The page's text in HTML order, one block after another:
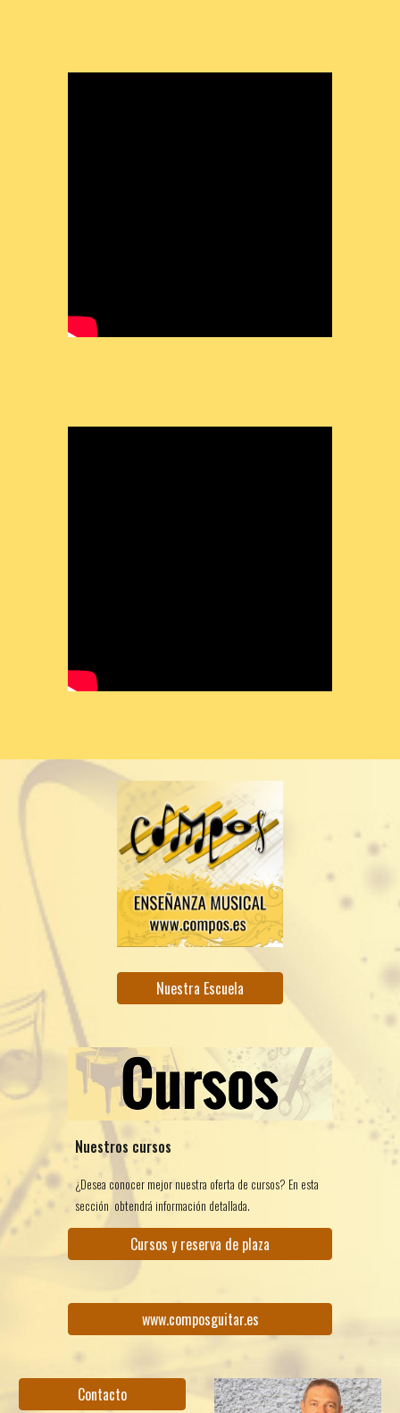
Nuestra Escuela
Nuestros cursos
¿Desea conocer mejor nuestra oferta de cursos? En esta
sección obtendrá información detallada.
Cursos y reserva de plaza
www.composguitar.es
Contacto